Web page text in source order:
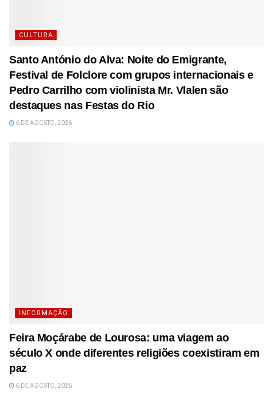
CULTURA
Santo António do Alva: Noite do Emigrante,
Festival de Folclore com grupos internacionais e
Pedro Carrilho com violinista Mr. Vlalen são
destaques nas Festas do Rio
6 DE AGOSTO, 2026
INFORMAÇÃO
Feira Moçárabe de Lourosa: uma viagem ao
século X onde diferentes religiões coexistiram em
paz
6 DE AGOSTO, 2026